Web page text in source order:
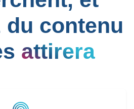
du contenu
attirera